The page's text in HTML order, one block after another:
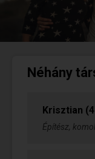
Néhány
Krisztian
Építész,